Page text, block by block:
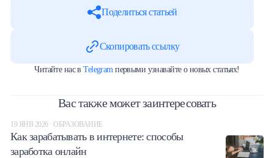
Поделиться статьей
Скопировать ссылку
Читайте нас вTelegram первыми узнавайте о новых статьях!
Вас также может заинтересовать
19 ЯНВ 2026 · ОБРАЗОВАНИЕ
Как зарабатывать в интернете: способы
заработка онлайн